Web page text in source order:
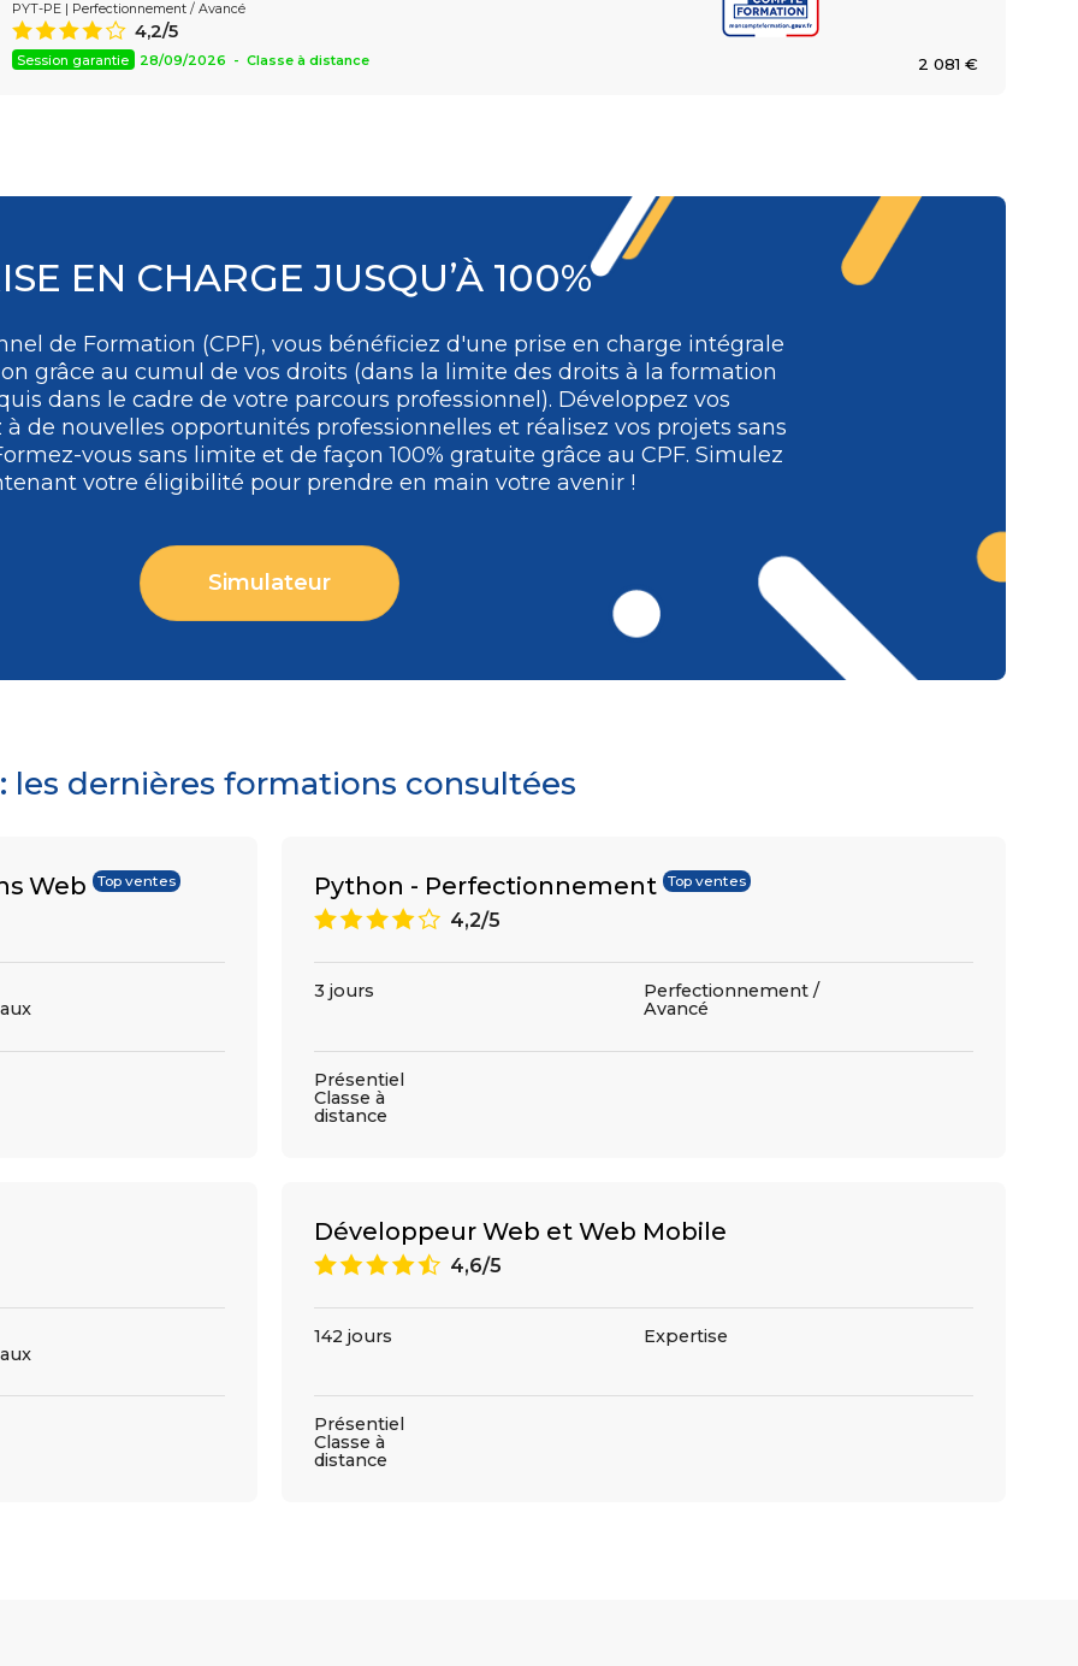
PYT-PE | Perfectionnement / Avancé
2 081 €
8 4,2/5
Session garantie 28/09/2026 - Classe à distance
EN CHARGE JUSQU’À 100%
de Formation (CPF), vous bénéficiez d'une prise en charge intégrale
grâce au cumul de vos droits (dans la limite des droits à la formation
dans le cadre de votre parcours professionnel). Développez vos
de nouvelles opportunités professionnelles et réalisez vos projets sans
vous sans limite et de façon 100% gratuite grâce au CPF. Simulez
votre éligibilité pour prendre en main votre avenir !
Simulateur
dernières formations consultées
Web Top ventes Python - Perfectionnement Top ventes
8 4,2/5
3 jours
Perfectionnement /
Avancé
Présentiel
Classe à
distance
Développeur Web et Web Mobile
9 4,6/5
142 jours Expertise
Présentiel
Classe à
distance